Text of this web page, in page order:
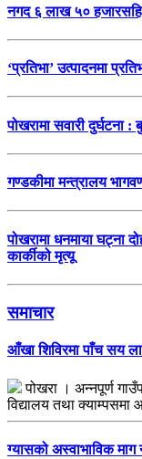
नगद ६ लाख ५०
‘प्रतिभा’ उत्पादनमा
पोखरामा सवारी दुर्घटना :
गण्डकीमा मन्त्रालय
पोखरामा धनमाया घट्ना
कार्कीको मृत्यू
समाचार
आँखा शिविरमा पाँच सय
पोखरा । अन्नपूर्ण
विद्यालय तथा
ग्यासको अस्वाभाविक